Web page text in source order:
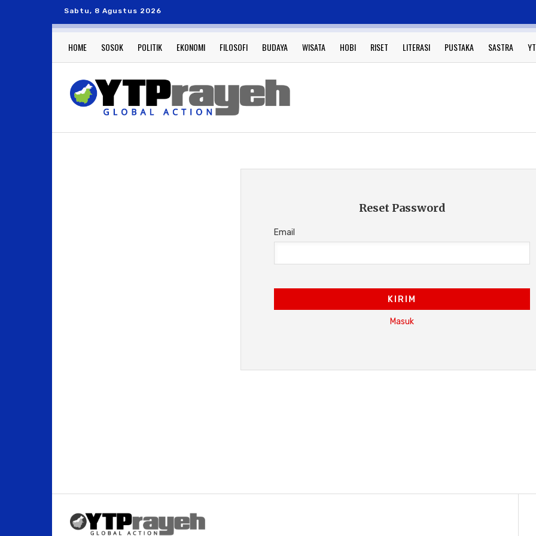
Sabtu, 8 Agustus 2026
HOME SOSOK POLITIK EKONOMI FILOSOFI BUDAYA WISATA HOBI RISET LITERASI PUSTAKA SASTRA
Reset Password
Email
KIRIM
Masuk